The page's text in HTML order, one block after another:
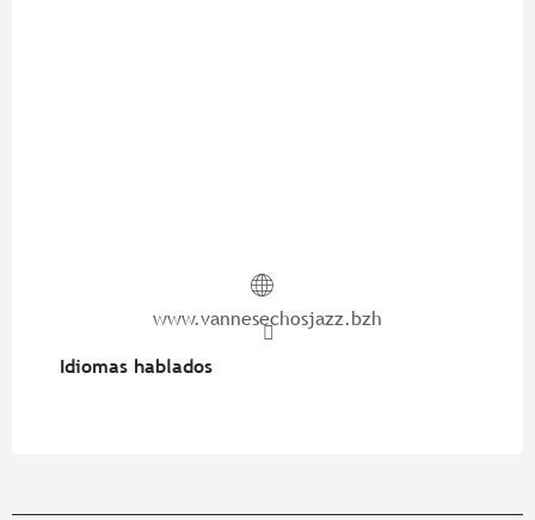
www.vannesechosjazz.bzh
Idiomas hablados
Idiomas hablados